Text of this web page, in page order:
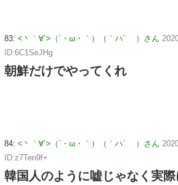
83: <丶｀∀´>（´・ω・｀）（｀ハ´ ）さん
ID:6C1SeJHg
朝鮮だけでやってくれ
84: <丶｀∀´>（´・ω・｀）（｀ハ´ ）さん
ID:z7Ten9f+
韓国人のように嘘じゃなく実